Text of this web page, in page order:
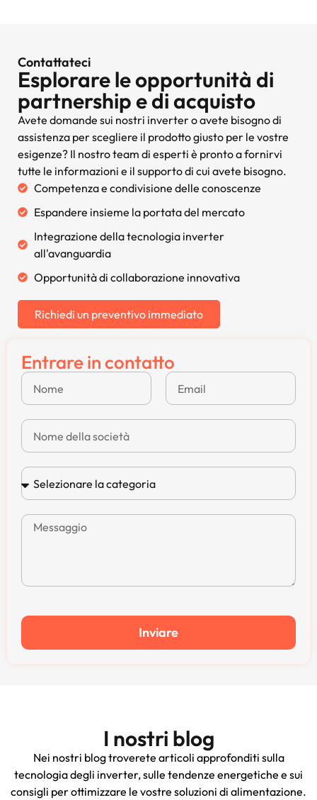
Contattateci
Esplorare le opportunità di
partnership e di acquisto
Avete domande sui nostri inverter o avete bisogno di
assistenza per scegliere il prodotto giusto per le vostre
esigenze? Il nostro team di esperti è pronto a fornirvi
tutte le informazioni e il supporto di cui avete bisogno.
Competenza e condivisione delle conoscenze
Espandere insieme la portata del mercato
Integrazione della tecnologia inverter
all'avanguardia
Opportunità di collaborazione innovativa
Richiedi un preventivo immediato
Entrare in contatto
Inviare
I nostri blog
Nei nostri blog troverete articoli approfonditi sulla
tecnologia degli inverter, sulle tendenze energetiche e sui
consigli per ottimizzare le vostre soluzioni di alimentazione.